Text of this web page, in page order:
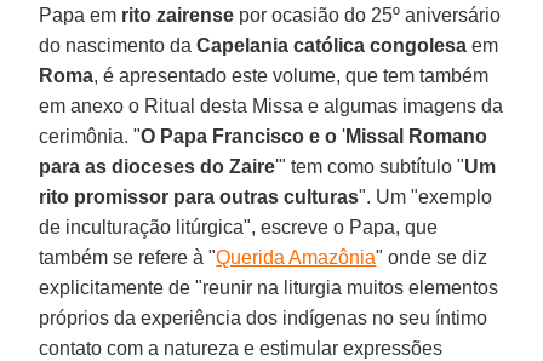
Papa em rito zairense por ocasião do 25º aniversário
do nascimento daCapelania católica congolesa em
Roma, é apresentado este volume, que tem também
em anexo o Ritual desta Missa e algumas imagens da
cerimônia. "O Papa Francisco e o'Missal Romano
para as dioceses do Zaire'" tem como subtítulo "Um
rito promissor para outras culturas". Um "exemplo
de inculturação litúrgica", escreve o Papa, que
também se refere à "Querida Amazônia" onde se diz
explicitamente de "reunir na liturgia muitos elementos
próprios da experiência dos indígenas no seu íntimo
contato com a natureza e estimular expressões